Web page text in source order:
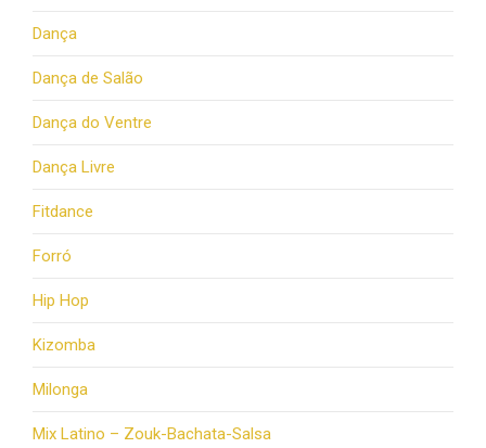
Dança
Dança de Salão
Dança do Ventre
Dança Livre
Fitdance
Forró
Hip Hop
Kizomba
Milonga
Mix Latino – Zouk-Bachata-Salsa